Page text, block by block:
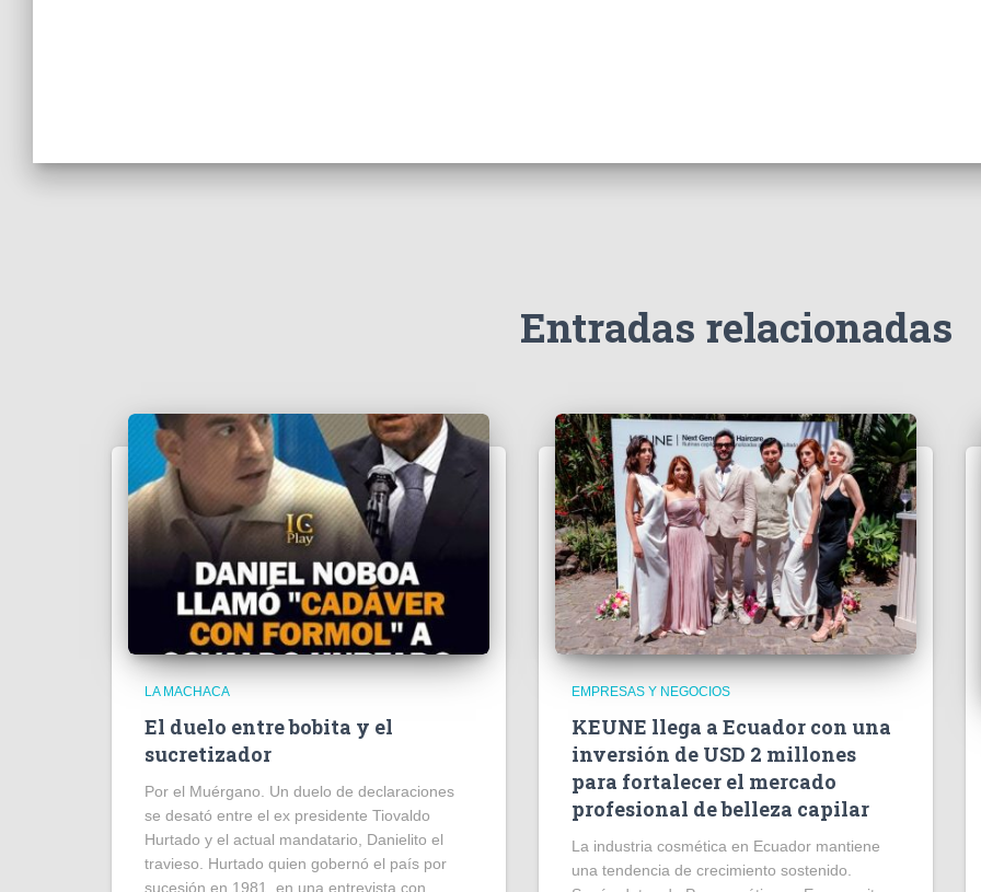
Entradas relacionadas
LA MACHACA
El duelo entre bobita y el
sucretizador
Por el Muérgano. Un duelo de declaraciones
se desató entre el ex presidente Tiovaldo
Hurtado y el actual mandatario, Danielito el
travieso. Hurtado quien gobernó el país por
sucesión en 1981, en una entrevista con
EMPRESAS Y NEGOCIOS
KEUNE llega a Ecuador con una
inversión de USD 2 millones
para fortalecer el mercado
profesional de belleza capilar
La industria cosmética en Ecuador mantiene
una tendencia de crecimiento sostenido.